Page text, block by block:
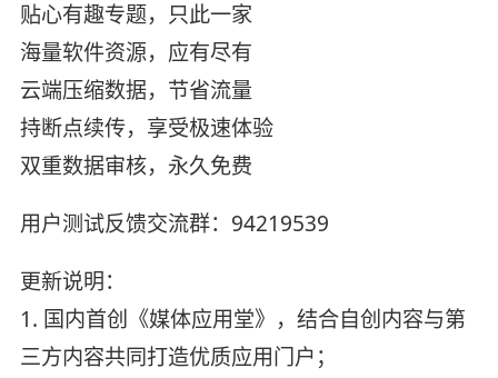
贴心有趣专题，只此一家
海量软件资源，应有尽有
云端压缩数据，节省流量
持断点续传，享受极速体验
双重数据审核，永久免费
用户测试反馈交流群：94219539
更新说明：
1. 国内首创《媒体应用堂》，结合自创内容与第
三方内容共同打造优质应用门户；